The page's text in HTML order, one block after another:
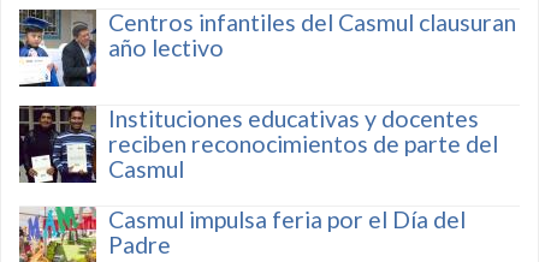
Centros infantiles del Casmul clausuran
año lectivo
Instituciones educativas y docentes
reciben reconocimientos de parte del
Casmul
Casmul impulsa feria por el Día del
Padre